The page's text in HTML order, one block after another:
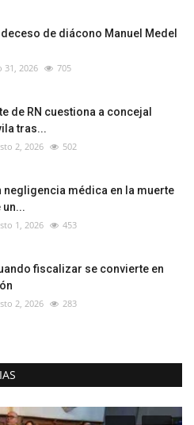
de diácono Manuel Medel
31, 2026 705
de RN cuestiona a concejal
tras...
2, 2026 502
negligencia médica en la muerte
un...
1, 2026 453
fiscalizar se convierte en
2, 2026 283